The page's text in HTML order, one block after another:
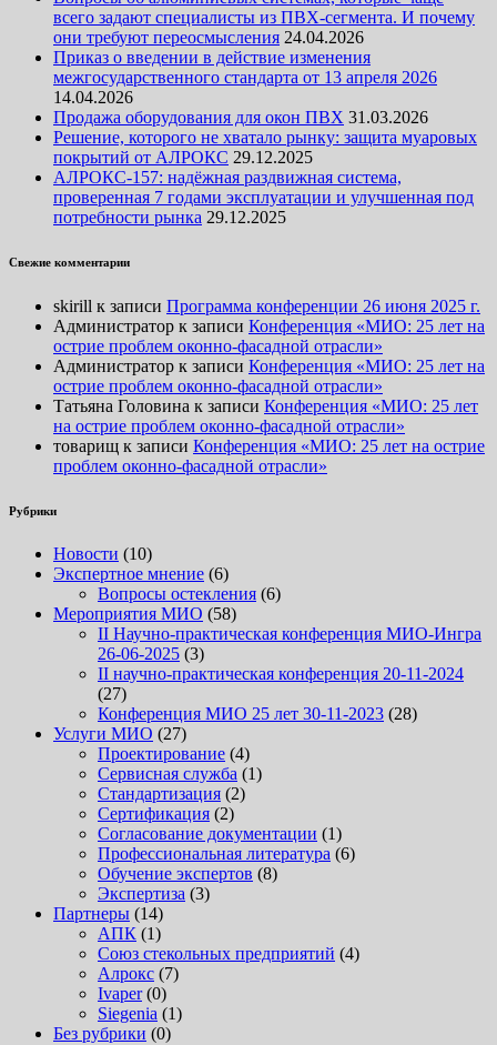
всего задают специалисты из ПВХ-сегмента. И почему
они требуют переосмысления 24.04.2026
Приказ о введении в действие изменения
межгосударственного стандарта от 13 апреля 2026
14.04.2026
Продажа оборудования для окон ПВХ 31.03.2026
Решение, которого не хватало рынку: защита муаровых
покрытий от АЛРОКС 29.12.2025
АЛРОКС-157: надёжная раздвижная система,
проверенная 7 годами эксплуатации и улучшенная под
потребности рынка 29.12.2025
Свежие комментарии
skirill к записи Программа конференции 26 июня 2025 г.
Администратор к записи Конференция «МИО: 25 лет на
острие проблем оконно-фасадной отрасли»
Администратор к записи Конференция «МИО: 25 лет на
острие проблем оконно-фасадной отрасли»
Татьяна Головина к записи Конференция «МИО: 25 лет
на острие проблем оконно-фасадной отрасли»
товарищ к записи Конференция «МИО: 25 лет на острие
проблем оконно-фасадной отрасли»
Рубрики
Новости (10)
Экспертное мнение (6)
Вопросы остекления (6)
Мероприятия МИО (58)
II Научно-практическая конференция МИО-Ингра
26-06-2025 (3)
II научно-практическая конференция 20-11-2024
(27)
Конференция МИО 25 лет 30-11-2023 (28)
Услуги МИО (27)
Проектирование (4)
Сервисная служба (1)
Стандартизация (2)
Сертификация (2)
Согласование документации (1)
Профессиональная литература (6)
Обучение экспертов (8)
Экспертиза (3)
Партнеры (14)
АПК (1)
Союз стекольных предприятий (4)
Алрокс (7)
Ivaper(0)
Siegenia (1)
Без рубрики (0)